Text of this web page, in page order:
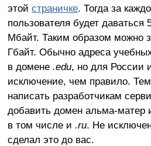
этой страничке. Тогда за
пользователя будет
Мбайт. Таким образом можно
Гбайт. Обычно адреса
в домене .edu, но для России
исключение, чем правило.
написать разработчикам
добавить домен альма-матер
в том числе и .ru. Не
сделал это до вас.